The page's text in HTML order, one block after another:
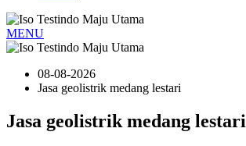
MENU
08-08-2026
Jasa geolistrik medang lestari
Jasa geolistrik medang lestari